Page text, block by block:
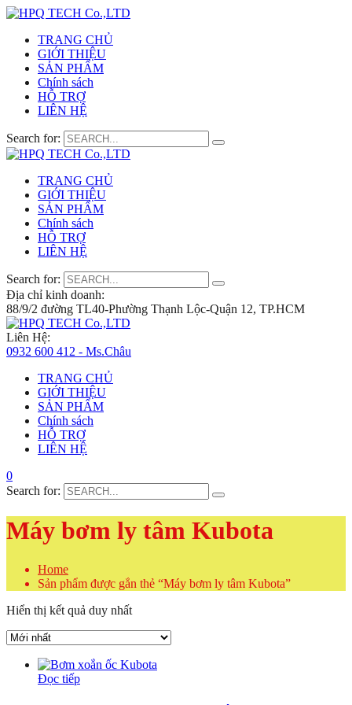
TRANG CHỦ
GIỚI THIỆU
SẢN PHẨM
Chính sách
HỖ TRỢ
LIÊN HỆ
Search for:
TRANG CHỦ
GIỚI THIỆU
SẢN PHẨM
Chính sách
HỖ TRỢ
LIÊN HỆ
Search for:
Địa chỉ kinh doanh:
88/9/2 đường TL40-Phường Thạnh Lộc-Quận 12, TP.HCM
Liên Hệ:
0932 600 412 - Ms.Châu
TRANG CHỦ
GIỚI THIỆU
SẢN PHẨM
Chính sách
HỖ TRỢ
LIÊN HỆ
0
Search for:
Máy bơm ly tâm Kubota
Home
Sản phẩm được gắn thẻ “Máy bơm ly tâm Kubota”
Hiển thị kết quả duy nhất
Đọc tiếp